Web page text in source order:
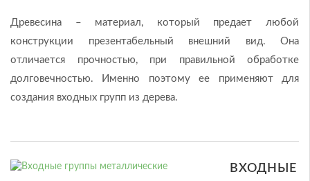
Древесина – материал, который предает любой
конструкции презентабельный внешний вид. Она
отличается прочностью, при правильной обработке
долговечностью. Именно поэтому ее применяют для
создания входных групп из дерева.
ВХОДНЫЕ